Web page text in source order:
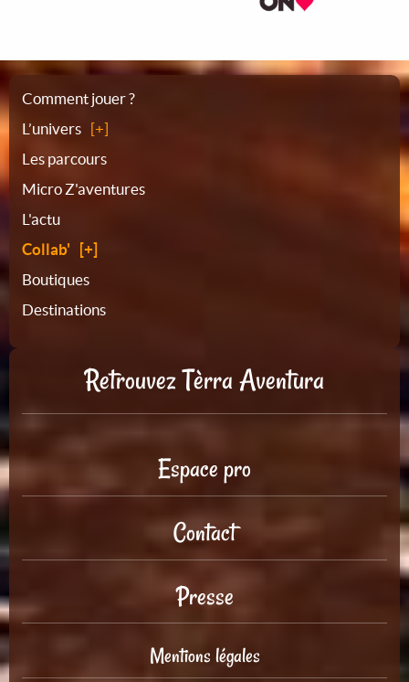
Plan
du
site
Comment jouer ?
L’univers
Les parcours
Micro Z'aventures
L'actu
Collab'
Boutiques
Destinations
Retrouvez Tèrra Aventura
Espace pro
Contact
Presse
Mentions légales